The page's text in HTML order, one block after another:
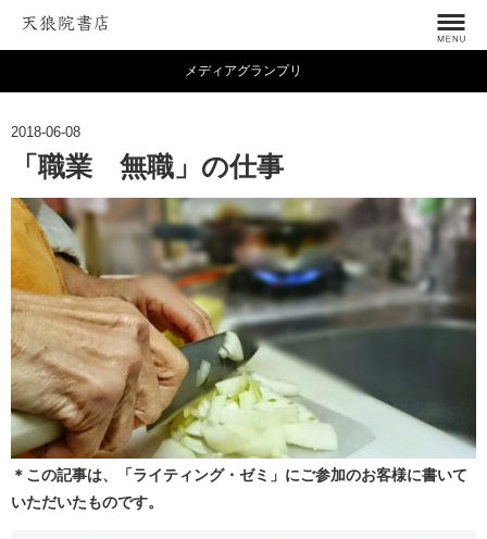
メディアグランプリ
2018-06-08
「職業 無職」の仕事
＊この記事は、「ライティング・ゼミ」にご参加のお客様に書いて
いただいたものです。